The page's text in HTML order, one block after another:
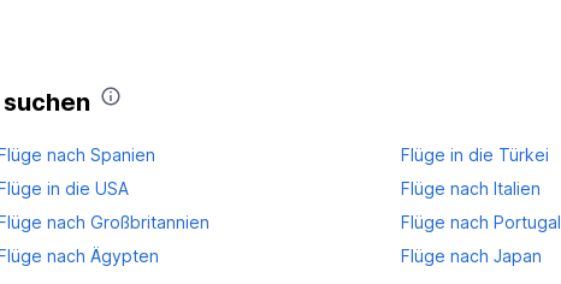
nach Spanien
Flüge in die Türkei
in die USA
Flüge nach Italien
nach Großbritannien
Flüge nach Portugal
nach Ägypten Flüge nach Japan